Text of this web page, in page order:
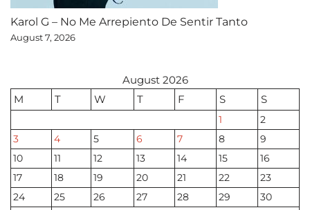
Karol G – No Me Arrepiento De Sentir Tanto
August 7, 2026
August 2026
M
T W T F S S
1
2
3
4 5 6 7 8
9
10
11 12 13 14 15
16
17
18 19 20 21 22
23
24
25 26 27 28 29
30